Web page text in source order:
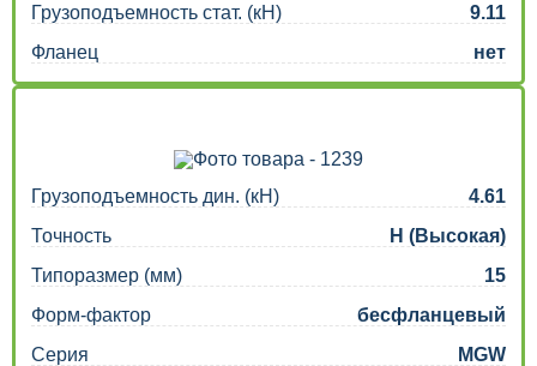
Грузоподъемность стат. (кН)
9.11
Фланец
нет
Грузоподъемность дин. (кН)
4.61
Точность
H (Высокая)
Типоразмер (мм)
15
Форм-фактор
бесфланцевый
Серия
MGW